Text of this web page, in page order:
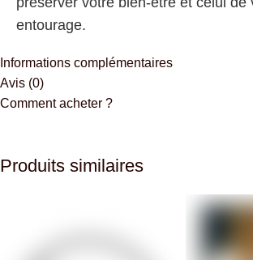
entourage.
Informations complémentaires
Avis (0)
Comment acheter ?
Produits similaires